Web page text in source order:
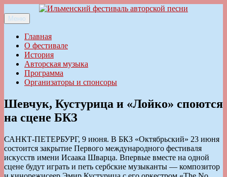
к
содержимому
Ильменский фестиваль авторской песни
Меню
Главная
О фестивале
История
Авторская музыка
Программа
Организаторы и спонсоры
Шевчук, Кустурица и «Лойко» споются
на сцене БКЗ
САНКТ-ПЕТЕРБУРГ, 9 июня. В БКЗ «Октябрьский» 23 июня
состоится закрытие Первого международного фестиваля
искусств имени Исаака Шварца. Впервые вместе на одной
сцене будут играть и петь сербские музыканты — композитор